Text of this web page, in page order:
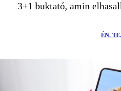
3+1 buktató, amin
ÉN.